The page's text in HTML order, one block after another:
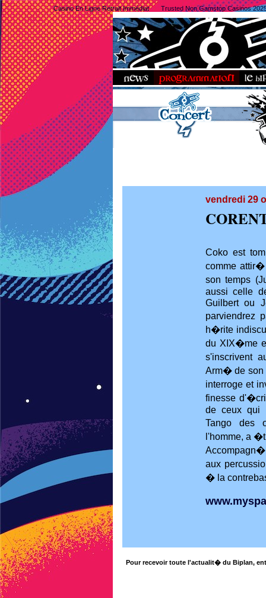
Casino En Ligne Retrait Immédiat Trusted Non Gamstop Casinos
vendredi 29
Coko est
comme
son temps
aussi celle
Guilbert ou
parviendrez
h�rite
du XIX�me
s'inscrivent
Arm� de son
interroge et
finesse
de ceux qui
Tango des
l'homme, a
aux
� la
Pour recevoir toute l'actualit� du Biplan,